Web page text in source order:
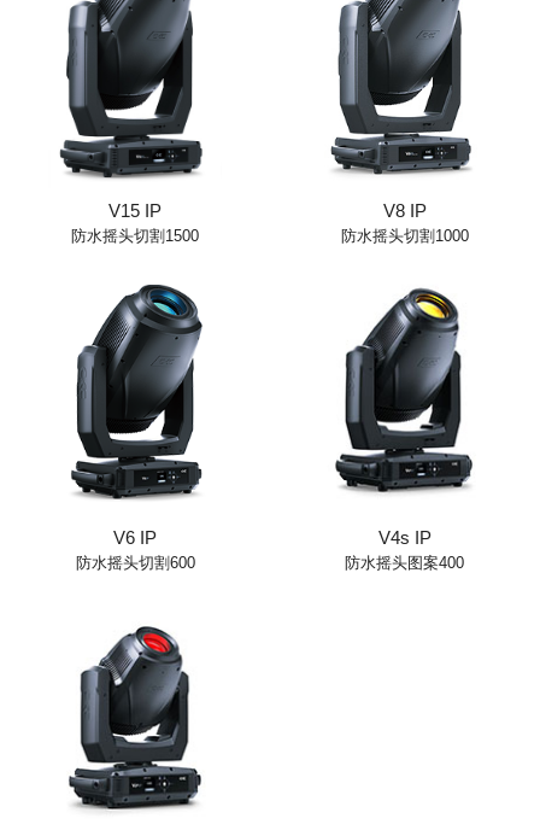
V15 IP
防水摇头切割1500
V8 IP
防水摇头切割1000
V6 IP
防水摇头切割600
V4s IP
防水摇头图案400